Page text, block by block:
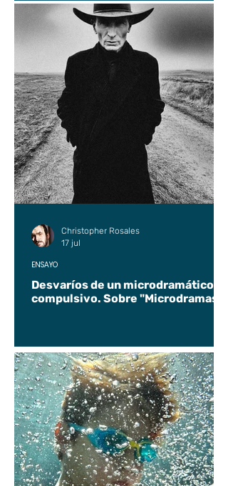
Desvaríos de un microdramático
compulsivo. Sobre "Microdramas".
ENSAYO
Christopher Rosales
17 jul